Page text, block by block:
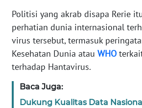
Politisi yang akrab disapa Rerie
perhatian dunia internasional
virus tersebut, termasuk
Kesehatan Dunia atau WHO
terhadap Hantavirus.
Baca Juga:
Dukung Kualitas Data
News
Regional
WN
WN
JAKARTA